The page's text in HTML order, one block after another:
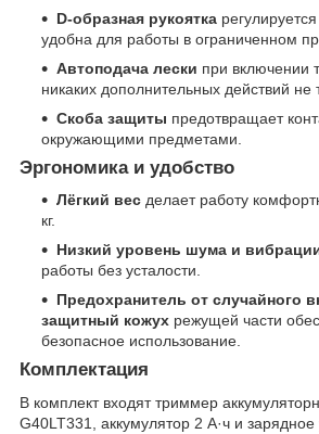
D-образная рукоятка
удобна для работы в ограниченном
Автоподача лески при включении
никаких дополнительных действий не
Скоба защиты предотвращает
окружающими предметами.
Эргономика и удобство
Лёгкий вес делает работу
кг.
Низкий уровень шума и
работы без усталости.
Предохранитель от случайного
защитный кожух режущей части
безопасное использование.
Комплектация
В комплект входят триммер
G40LT331, аккумулятор 2 А·ч и зарядное